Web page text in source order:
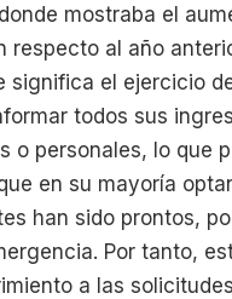
mostraba el
respecto al año
significa el ejercicio
todos sus
o personales, lo que
en su mayoría
han sido prontos,
Por tanto,
a las